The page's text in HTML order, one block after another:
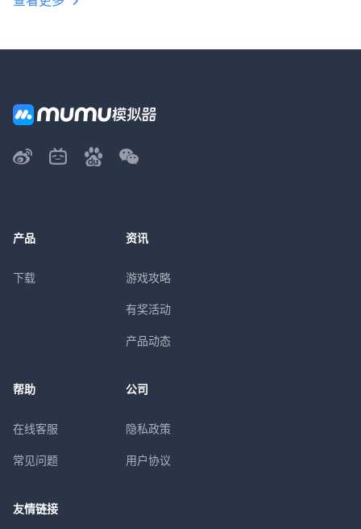
产品
下载
资讯
游戏攻略
有奖活动
产品动态
帮助
在线客服
常见问题
公司
隐私政策
用户协议
友情链接